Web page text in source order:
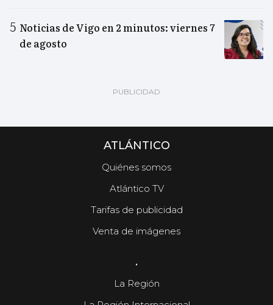
Noticias de Vigo en 2 minutos: viernes 7
de agosto
ATLÁNTICO
Quiénes somos
Atlántico TV
Tarifas de publicidad
Venta de imágenes
.
La Región